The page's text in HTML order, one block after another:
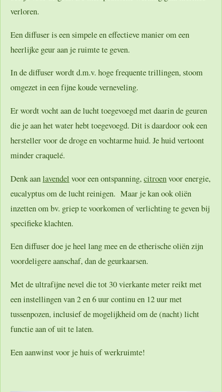
verloren.
Een diffuser is een simpele en effectieve manier om een
heerlijke geur aan je ruimte te geven.
In de diffuser wordt d.m.v. hoge frequente trillingen, stoom
omgezet in een fijne koude verneveling.
Er wordt vocht aan de lucht toegevoegd met daarin de geuren
die je aan het water hebt toegevoegd. Dit is daardoor ook een
hersteller voor de droge en vochtarme huid. Je huid vertoont
minder craquelé.
Denk aanlavendel voor een ontspanning, citroenvoor energie,
eucalyptus om de lucht reinigen. Maar je kan ook oliën
inzetten om bv. griep te voorkomen of verlichting te geven bij
specifieke klachten.
Een diffuser doe je heel lang mee en de etherische oliën zijn
voordeligere aanschaf, dan de geurkaarsen.
Met de ultrafijne nevel die tot 30 vierkante meter reikt met
een instellingen van 2 en 6 uur continu en 12 uur met
tussenpozen, inclusief de mogelijkheid om de (nacht) licht
functie aan of uit te laten.
Een aanwinst voor je huis of werkruimte!